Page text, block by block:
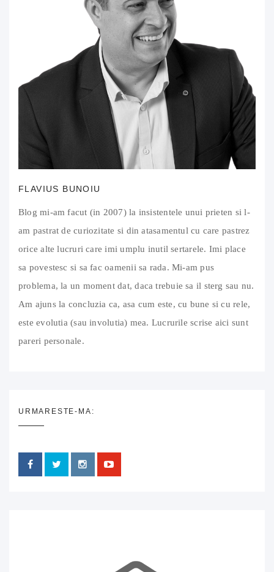
FLAVIUS BUNOIU
Blog mi-am facut (in 2007) la insistentele unui prieten si l-
am pastrat de curiozitate si din atasamentul cu care pastrez
orice alte lucruri care imi umplu inutil sertarele. Imi place
sa povestesc si sa fac oamenii sa rada. Mi-am pus
problema, la un moment dat, daca trebuie sa il sterg sau nu.
Am ajuns la concluzia ca, asa cum este, cu bune si cu rele,
este evolutia (sau involutia) mea. Lucrurile scrise aici sunt
pareri personale.
URMARESTE-MA: